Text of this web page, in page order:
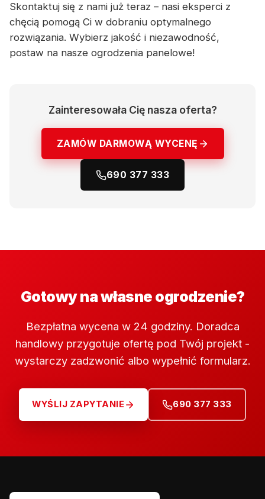
Skontaktuj się z nami już teraz – nasi eksperci z
chęcią pomogą Ci w dobraniu optymalnego
rozwiązania. Wybierz jakość i niezawodność,
postaw na nasze ogrodzenia panelowe!
Zainteresowała Cię nasza oferta?
ZAMÓW DARMOWĄ WYCENĘ
690 377 333
Gotowy na własne ogrodzenie?
Bezpłatna wycena w 24 godziny. Doradca
handlowy przygotuje ofertę pod Twój projekt -
wystarczy zadzwonić albo wypełnić formularz.
WYŚLIJ ZAPYTANIE 690 377 333